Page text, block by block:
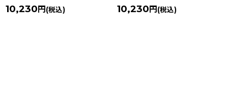
10,230 円 (税込) 10,230 円 (税込)